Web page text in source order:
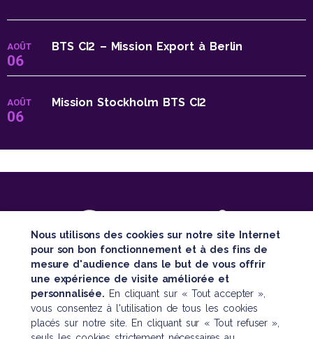
AOÛT
06
BTS CI2 – Mission Export à Berlin
AOÛT
06
Mission Stockholm BTS CI2
SUIVEZ TOUTE NOTRE ACTUALITÉ
Nous utilisons des cookies sur notre site Internet
pour son bon fonctionnement et à des fins de
mesure d'audience dans le but de vous offrir
une expérience de visite améliorée et
personnalisée. En cliquant sur « Tout accepter »,
vous consentez à l'utilisation de tous les cookies
placés sur notre site. En cliquant sur « Tout refuser »,